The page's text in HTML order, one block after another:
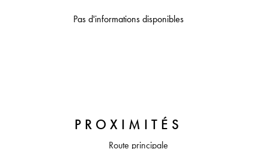
Pas d'informations disponibles
PROXIMITÉS
Route principale